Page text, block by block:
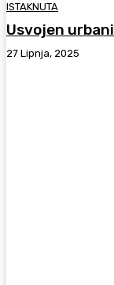
ISTAKNUTA
Usvojen
27 Lipnja, 2025